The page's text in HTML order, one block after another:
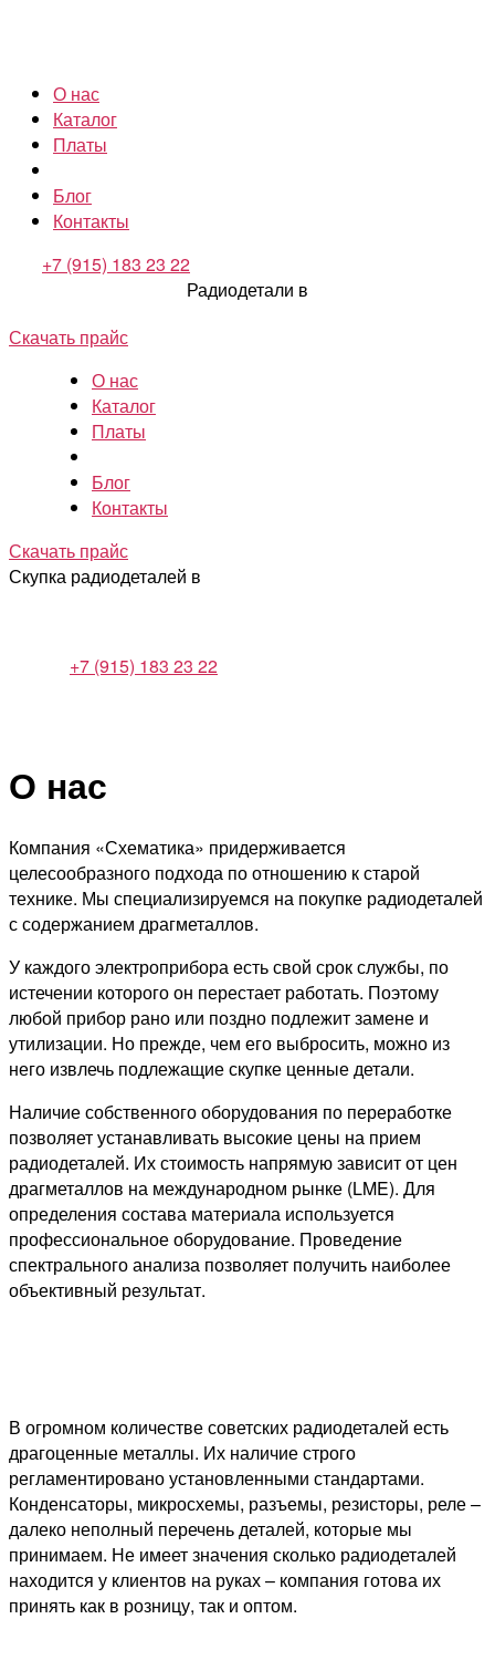
О нас
Каталог
Платы
Блог
Контакты
+7 (915) 183 23 22
Радиодетали в
Скачать прайс
О нас
Каталог
Платы
Блог
Контакты
Скачать прайс
Скупка радиодеталей в
+7 (915) 183 23 22
О нас
Компания «Схематика» придерживается
целесообразного подхода по отношению к старой
технике. Мы специализируемся на покупке радиодеталей
с содержанием драгметаллов.
У каждого электроприбора есть свой срок службы, по
истечении которого он перестает работать. Поэтому
любой прибор рано или поздно подлежит замене и
утилизации. Но прежде, чем его выбросить, можно из
него извлечь подлежащие скупке ценные детали.
Наличие собственного оборудования по переработке
позволяет устанавливать высокие цены на прием
радиодеталей. Их стоимость напрямую зависит от цен
драгметаллов на международном рынке (LME). Для
определения состава материала используется
профессиональное оборудование. Проведение
спектрального анализа позволяет получить наиболее
объективный результат.
В огромном количестве советских радиодеталей есть
драгоценные металлы. Их наличие строго
регламентировано установленными стандартами.
Конденсаторы, микросхемы, разъемы, резисторы, реле –
далеко неполный перечень деталей, которые мы
принимаем. Не имеет значения сколько радиодеталей
находится у клиентов на руках – компания готова их
принять как в розницу, так и оптом.